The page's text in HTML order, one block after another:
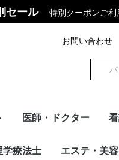
セール 特別クーポンご利
お問い合わせ
ップス
ンツ
ンナー
ュニック
ーシー
ンピース
タニティ
ップス
ンツ
ンナー
ーシー
ップス
ンツ
ンナー
joie(アンジョア)
ハネクト
Lab. KLEIN
ーヴォ（リゼルヴ
FOLK
Dickies
Wacoal
UNITE
Mizuno
医師・ドクター
スクラブ・パンツ
ドクターコート
チュニック・ケーシー
ワンピース
インナー
カーディガン
その他アイテム
メーカー別
学療法士 エステ・美